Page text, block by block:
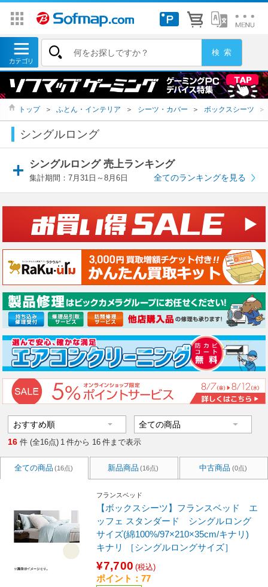
トップ ＞ ふとん・インテリア ＞ シーツ・カバー ＞ ボックスシーツ ＞
シングルロング
シングルロング 売上ランキング
集計期間：7月31日～8月6日 全てのランキングを見る
16 件 (全16点) 1 件から 16 件まで表示
全ての商品 (16点) 新品商品 (16点) 中古商品 (0点)
フランスベッド
【ボックスシーツ】フランスベッド エ
ッフェ スタンダード シングルロング
サイズ(綿100%/97×210×35cm/キナリ)
キナリ ［シングルロングサイズ］
¥7,700 (税込)
ポイント：77